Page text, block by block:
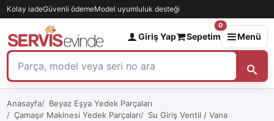
Kolay iadeGüvenli ödemeModel uyumluluk desteği
Giriş Yap Sepetim
0
Menü
Anasayfa
Beyaz Eşya Yedek Parçaları
Çamaşır Makinesi Yedek Parçaları
Su Giriş Ventil / Vana